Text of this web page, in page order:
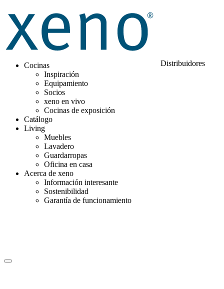
Cocinas
Inspiración
Equipamiento
Socios
xeno en vivo
Cocinas de exposición
Catálogo
Living
Muebles
Lavadero
Guardarropas
Oficina en casa
Acerca de xeno
Información interesante
Sostenibilidad
Garantía de funcionamiento
Distribuidores